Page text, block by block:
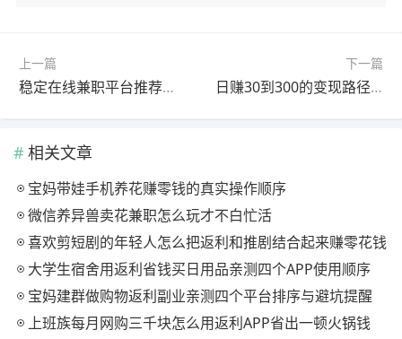
上一篇
稳定在线兼职平台推荐，在家做这四个轻松月入3000+
下一篇
日赚30到300的变现路径：从新手到高手的实操指南
相关文章
宝妈带娃手机养花赚零钱的真实操作顺序
微信养异兽卖花兼职怎么玩才不白忙活
喜欢剪短剧的年轻人怎么把返利和推剧结合起来赚零花钱
大学生宿舍用返利省钱买日用品亲测四个APP使用顺序
宝妈建群做购物返利副业亲测四个平台排序与避坑提醒
上班族每月网购三千块怎么用返利APP省出一顿火锅钱